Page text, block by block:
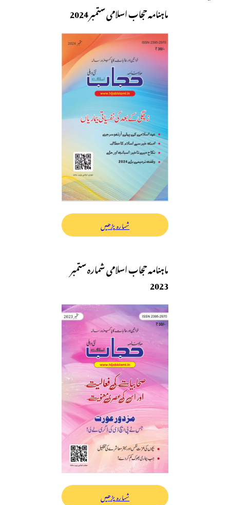
ماہنامہ حجاب اسلامی ستمبر 2024
شمارہ پڑھیں
ماہنامہ حجاب اسلامی شمارہ ستمبر
2023
شمارہ پڑھیں